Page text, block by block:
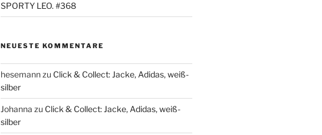
SPORTY LEO. #368
NEUESTE KOMMENTARE
hesemannzu Click & Collect: Jacke, Adidas, weiß-
silber
Johanna zu Click & Collect: Jacke, Adidas, weiß-
silber